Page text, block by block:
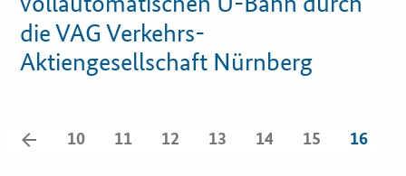
Newsletter
Veranstaltungen
die VAG Verkehrs-
Aktiengesellschaft Nürnberg
zurück
10 11 12 13 14 15 16